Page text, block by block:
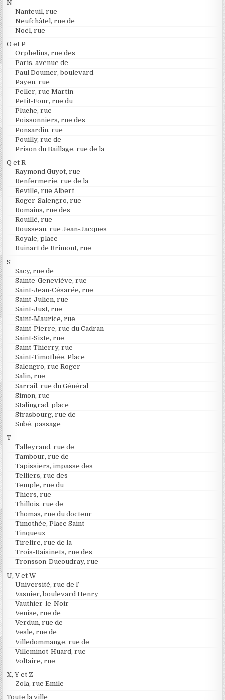
N
Nanteuil, rue
Neufchâtel, rue de
Noël, rue
O et P
Orphelins, rue des
Paris, avenue de
Paul Doumer, boulevard
Payen, rue
Peller, rue Martin
Petit-Four, rue du
Pluche, rue
Poissonniers, rue des
Ponsardin, rue
Pouilly, rue de
Prison du Baillage, rue de la
Q et R
Raymond Guyot, rue
Renfermerie, rue de la
Reville, rue Albert
Roger-Salengro, rue
Romains, rue des
Rouillé, rue
Rousseau, rue Jean-Jacques
Royale, place
Ruinart de Brimont, rue
S
Sacy, rue de
Sainte-Geneviève, rue
Saint-Jean-Césarée, rue
Saint-Julien, rue
Saint-Just, rue
Saint-Maurice, rue
Saint-Pierre, rue du Cadran
Saint-Sixte, rue
Saint-Thierry, rue
Saint-Timothée, Place
Salengro, rue Roger
Salin, rue
Sarrail, rue du Général
Simon, rue
Stalingrad, place
Strasbourg, rue de
Subé, passage
T
Talleyrand, rue de
Tambour, rue de
Tapissiers, impasse des
Telliers, rue des
Temple, rue du
Thiers, rue
Thillois, rue de
Thomas, rue du docteur
Timothée, Place Saint
Tinqueux
Tirelire, rue de la
Trois-Raisinets, rue des
Tronsson-Ducoudray, rue
U, V et W
Université, rue de l’
Vasnier, boulevard Henry
Vauthier-le-Noir
Venise, rue de
Verdun, rue de
Vesle, rue de
Villedommange, rue de
Villeminot-Huard, rue
Voltaire, rue
X, Y et Z
Zola, rue Emile
Toute la ville